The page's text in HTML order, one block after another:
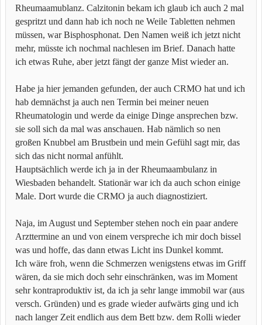
Rheumaamublanz. Calzitonin bekam ich glaub ich auch 2 mal
gespritzt und dann hab ich noch ne Weile Tabletten nehmen
müssen, war Bisphosphonat. Den Namen weiß ich jetzt nicht
mehr, müsste ich nochmal nachlesen im Brief. Danach hatte
ich etwas Ruhe, aber jetzt fängt der ganze Mist wieder an.
Habe ja hier jemanden gefunden, der auch CRMO hat und ich
hab demnächst ja auch nen Termin bei meiner neuen
Rheumatologin und werde da einige Dinge ansprechen bzw.
sie soll sich da mal was anschauen. Hab nämlich so nen
großen Knubbel am Brustbein und mein Gefühl sagt mir, das
sich das nicht normal anfühlt.
Hauptsächlich werde ich ja in der Rheumaambulanz in
Wiesbaden behandelt. Stationär war ich da auch schon einige
Male. Dort wurde die CRMO ja auch diagnostiziert.
Naja, im August und September stehen noch ein paar andere
Arzttermine an und von einem verspreche ich mir doch bissel
was und hoffe, das dann etwas Licht ins Dunkel kommt.
Ich wäre froh, wenn die Schmerzen wenigstens etwas im Griff
wären, da sie mich doch sehr einschränken, was im Moment
sehr kontraproduktiv ist, da ich ja sehr lange immobil war (aus
versch. Gründen) und es grade wieder aufwärts ging und ich
nach langer Zeit endlich aus dem Bett bzw. dem Rolli wieder